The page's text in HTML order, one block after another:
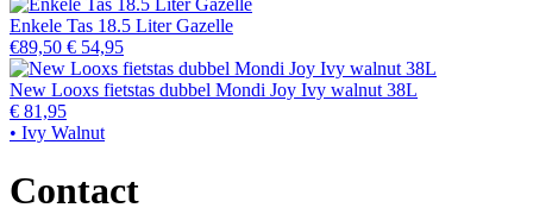
Enkele Tas 18.5 Liter Gazelle
€89,50 € 54,95
New Looxs fietstas dubbel Mondi Joy Ivy walnut 38L
€ 81,95
• Ivy Walnut
Contact